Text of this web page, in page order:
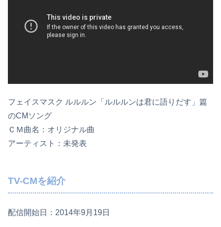
フェイスマスク ルルルン「ルルルンは君に語りだす」篇
のCMソング
ＣＭ曲名：オリジナル曲
アーティスト：未発表
TV-CMを紹介
配信開始日：2014年9月19日